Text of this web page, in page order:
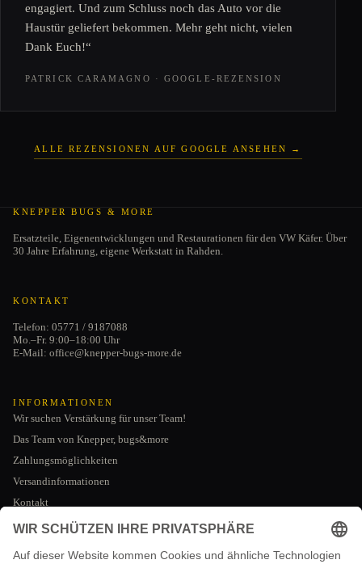
engagiert. Und zum Schluss noch das Auto vor die
Haustür geliefert bekommen. Mehr geht nicht, vielen
Dank Euch!“
PATRICK CARAMAGNO · GOOGLE-REZENSION
ALLE REZENSIONEN AUF GOOGLE ANSEHEN →
KNEPPER BUGS & MORE
Ersatzteile, Eigenentwicklungen und Restaurationen für den VW Käfer. Über
30 Jahre Erfahrung, eigene Werkstatt in Rahden.
KONTAKT
Telefon: 05771 / 9187088
Mo.–Fr. 9:00–18:00 Uhr
E-Mail: office@knepper-bugs-more.de
INFORMATIONEN
Wir suchen Verstärkung für unser Team!
Das Team von Knepper, bugs&more
Zahlungsmöglichkeiten
Versandinformationen
Kontakt
RECHTLICHES
AGB
Impressum